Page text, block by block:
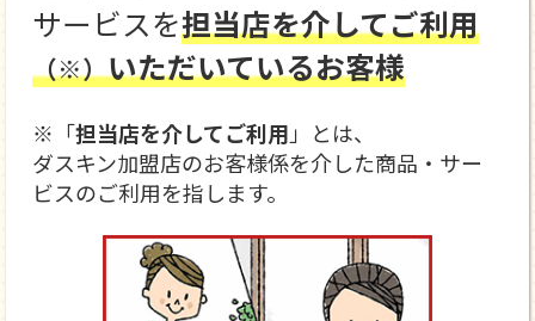
サービスを担当店を介してご利用
（※）いただいているお客様
※「担当店を介してご利用 」とは、
ダスキン加盟店のお客様係を介した商品・サー
ビスのご利用を指します。